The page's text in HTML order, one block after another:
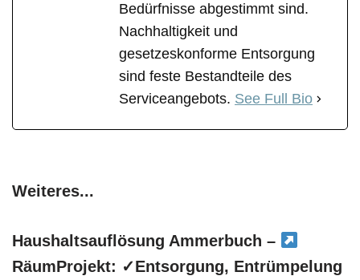
Bedürfnisse abgestimmt sind.
Nachhaltigkeit und
gesetzeskonforme Entsorgung
sind feste Bestandteile des
Serviceangebots. See Full Bio
Weiteres...
Haushaltsauflösung Ammerbuch –
RäumProjekt: ✓Entsorgung, Entrümpelung